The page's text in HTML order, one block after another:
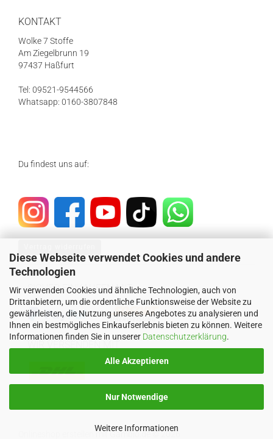
Diese Webseite verwendet Cookies und andere
Technologien
Wir verwenden Cookies und ähnliche Technologien, auch von
Drittanbietern, um die ordentliche Funktionsweise der Website zu
gewährleisten, die Nutzung unseres Angebotes zu analysieren und
Ihnen ein bestmögliches Einkaufserlebnis bieten zu können. Weitere
Informationen finden Sie in unserer Datenschutzerklärung.
Alle Akzeptieren
Nur Notwendige
Weitere Informationen
KONTAKT
Wolke 7 Stoffe
Am Ziegelbrunn 19
97437 Haßfurt
Tel: 09521-9544566
Whatsapp: 0160-3807848
Du findest uns auf:
SICHER EINKAUFEN MIT
mit Gambio.de © 2026